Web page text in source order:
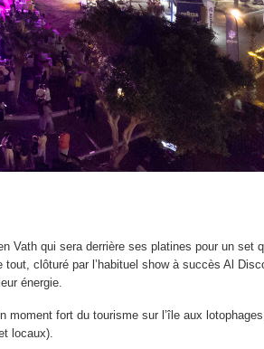
Vath qui sera derrière ses platines pour un set
clôturé par l’habituel show à succès Al
énergie.
moment fort du tourisme sur l’île aux
locaux).